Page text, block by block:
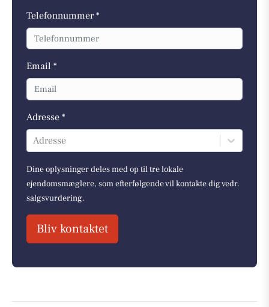
Telefonnummer *
Email *
Adresse *
Adresse
Dine oplysninger deles med op til tre lokale
ejendomsmæglere, som efterfølgende vil kontakte dig vedr.
salgsvurdering.
Bliv kontaktet